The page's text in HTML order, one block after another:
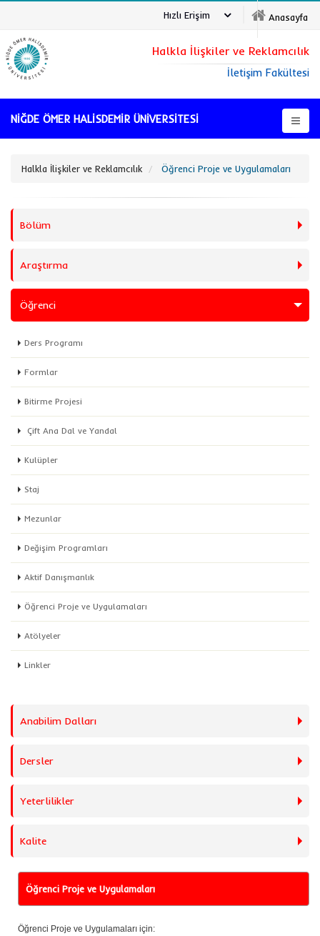
Anasayfa
Hızlı Erişim
NİĞDE ÖMER HALİSDEMİR ÜNİVERSİTESİ
Halkla İlişkiler ve Reklamcılık
İletişim Fakültesi
Halkla İlişkiler ve Reklamcılık Öğrenci Proje ve Uygulamaları
Bölüm
Araştırma
Öğrenci
Ders Programı
Formlar
Bitirme Projesi
Çift Ana Dal ve Yandal
Kulüpler
Staj
Mezunlar
Değişim Programları
Aktif Danışmanlık
Öğrenci Proje ve Uygulamaları
Atölyeler
Linkler
Anabilim Dalları
Dersler
Yeterlilikler
Kalite
Öğrenci Proje ve Uygulamaları
Öğrenci Proje ve Uygulamaları için: